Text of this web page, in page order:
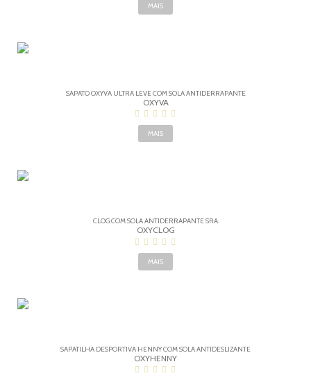
MAIS
SAPATO OXYVA ULTRA LEVE COM SOLA ANTIDERRAPANTE
OXYVA
MAIS
CLOG COM SOLA ANTIDERRAPANTE SRA
OXYCLOG
MAIS
SAPATILHA DESPORTIVA HENNY COM SOLA ANTIDESLIZANTE
OXYHENNY